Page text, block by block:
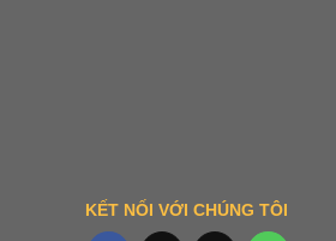
KẾT NỐI VỚI CHÚNG TÔI